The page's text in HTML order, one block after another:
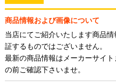
商品情報および画像について
当店にてご紹介いたします商品
証するものではございません。
最新の商品情報はメーカーサイ
の前ご確認下さいませ。